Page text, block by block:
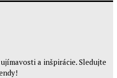
a inšpirácie. Sledujte